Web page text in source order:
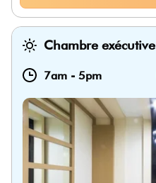
Chambre exécutive
7am - 5pm